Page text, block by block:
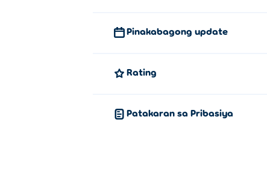
Pinakabagong update
Rating
Patakaran sa Pribasiya